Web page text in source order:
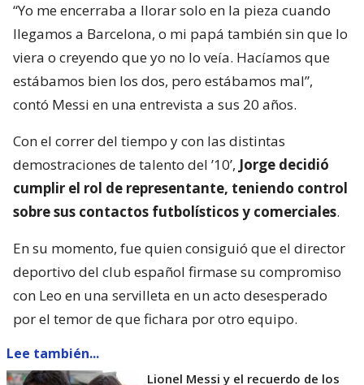
“Yo me encerraba a llorar solo en la pieza cuando
llegamos a Barcelona, o mi papá también sin que lo
viera o creyendo que yo no lo veía. Hacíamos que
estábamos bien los dos, pero estábamos mal”,
contó Messi en una entrevista a sus 20 años.
Con el correr del tiempo y con las distintas
demostraciones de talento del ’10’, Jorge decidió
cumplir el rol de representante, teniendo control
sobre sus contactos futbolísticos y comerciales.
En su momento, fue quien consiguió que el director
deportivo del club español firmase su compromiso
con Leo en una servilleta en un acto desesperado
por el temor de que fichara por otro equipo.
Lee también...
Lionel Messi y el recuerdo de los